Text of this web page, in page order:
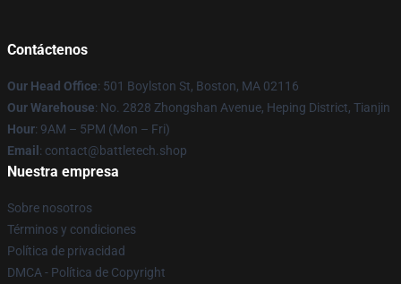
Contáctenos
Our Head Office: 501 Boylston St, Boston, MA 02116
Our Warehouse: No. 2828 Zhongshan Avenue, Heping District, Tianjin
Hour: 9AM – 5PM (Mon – Fri)
Email : contact@battletech.shop
Nuestra empresa
Sobre nosotros
Términos y condiciones
Política de privacidad
DMCA - Política de Copyright